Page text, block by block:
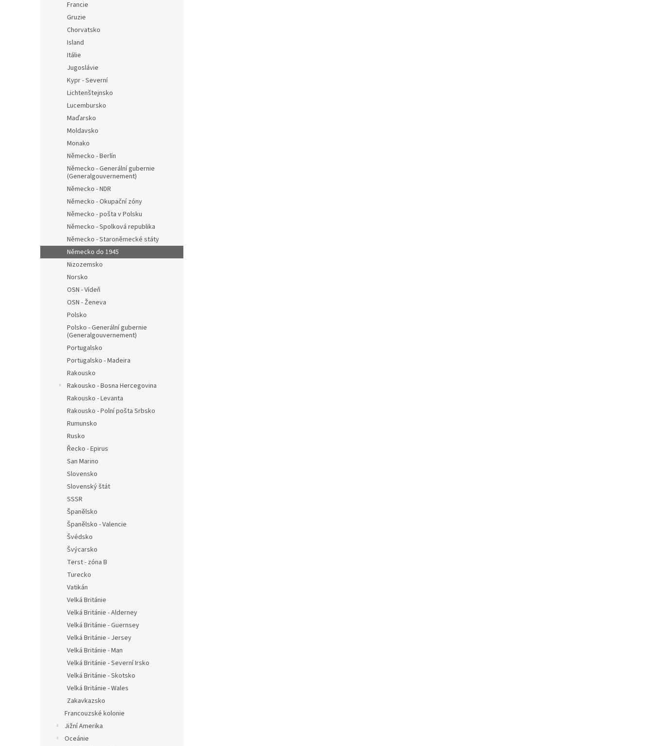
Francie
Gruzie
Chorvatsko
Island
Itálie
Jugoslávie
Kypr - Severní
Lichtenštejnsko
Lucembursko
Maďarsko
Moldavsko
Monako
Německo - Berlín
Německo - Generální gubernie
(Generalgouvernement)
Německo - NDR
Německo - Okupační zóny
Německo - pošta v Polsku
Německo - Spolková republika
Německo - Staroněmecké státy
Německo do 1945
Nizozemsko
Norsko
OSN - Vídeň
OSN - Ženeva
Polsko
Polsko - Generální gubernie
(Generalgouvernement)
Portugalsko
Portugalsko - Madeira
Rakousko
Rakousko - Bosna Hercegovina
Rakousko - Levanta
Rakousko - Polní pošta Srbsko
Rumunsko
Rusko
Řecko - Epirus
San Marino
Slovensko
Slovenský štát
SSSR
Španělsko
Španělsko - Valencie
Švédsko
Švýcarsko
Terst - zóna B
Turecko
Vatikán
Velká Británie
Velká Británie - Alderney
Velká Británie - Guernsey
Velká Británie - Jersey
Velká Británie - Man
Velká Británie - Severní Irsko
Velká Británie - Skotsko
Velká Británie - Wales
Zakavkazsko
Francouzské kolonie
Jižní Amerika
Oceánie